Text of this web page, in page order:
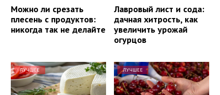
Можно ли срезать
плесень с продуктов:
никогда так не делайте
Лавровый лист и сода:
дачная хитрость, как
увеличить урожай
огурцов
ЛУЧШЕЕ ЛУЧШЕЕ